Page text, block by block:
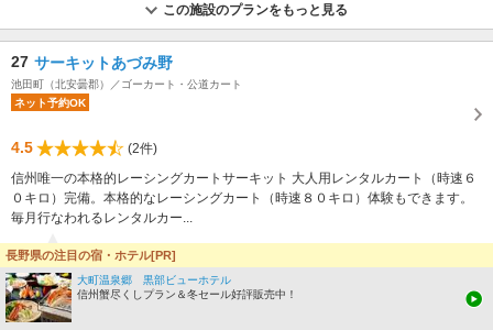
この施設のプランをもっと見る
27 サーキットあづみ野
池田町（北安曇郡）／ゴーカート・公道カート
ネット予約OK
4.5
(2件)
信州唯一の本格的レーシングカートサーキット 大人用レンタルカート（時速６
０キロ）完備。本格的なレーシングカート（時速８０キロ）体験もできます。
毎月行なわれるレンタルカー...
“ゲームでは経験できない体感”
ゲームでは経験することができないことを体感しながら楽しめます。レーシングカー
ト体験はハードルが高いよ...
長野県の注目の宿・ホテル[PR]
大町温泉郷 黒部ビューホテル
信州蟹尽くしプラン＆冬セール好評販売中！